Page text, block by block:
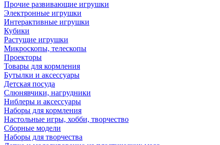
Прочие развивающие игрушки
Электронные игрушки
Интерактивные игрушки
Кубики
Растущие игрушки
Микроскопы, телескопы
Проекторы
Товары для кормления
Бутылки и аксессуары
Детская посуда
Слюнявчики, нагрудники
Ниблеры и аксессуары
Наборы для кормления
Настольные игры, хобби, творчество
Сборные модели
Наборы для творчества